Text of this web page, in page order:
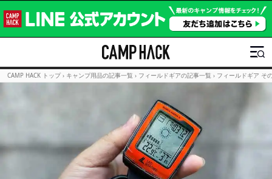
CAMP HACK トップ › キャンプ用品の記事一覧 › フィールドギアの記事一覧 › フィールドギア そ